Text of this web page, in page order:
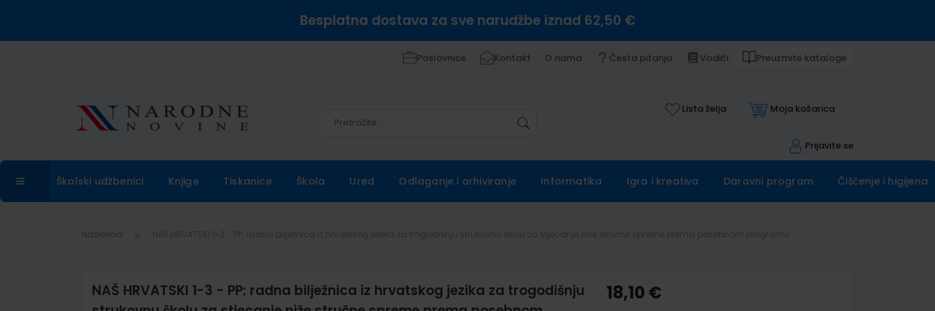
Besplatna dostava za sve narudžbe iznad 62,50 €
Poslovnice Kontakt O nama Česta pitanja Vodiči Preuzmite kataloge
Lista želja Moja košarica
Prijavite se
Školski udžbenici Knjige Tiskanice Škola Ured Odlaganje i arhiviranje Informatika Igra i kreativa Darovni program Čišćenje i higijena
Naslovna
NAŠ HRVATSKI 1-3 - PP; radna bilježnica iz hrvatskog jezika za trogodišnju
18,10 €